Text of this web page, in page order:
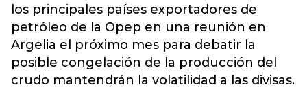
los principales países exportadores de
petróleo de la Opep en una reunión en
Argelia el próximo mes para debatir la
posible congelación de la producción del
crudo mantendrán la volatilidad a las divisas.